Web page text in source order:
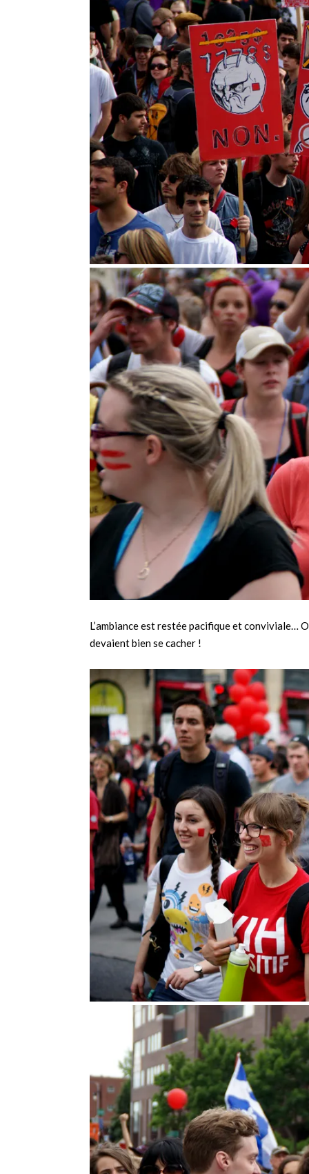
L’ambiance est restée pacifique et conviviale…
devaient bien se cacher !